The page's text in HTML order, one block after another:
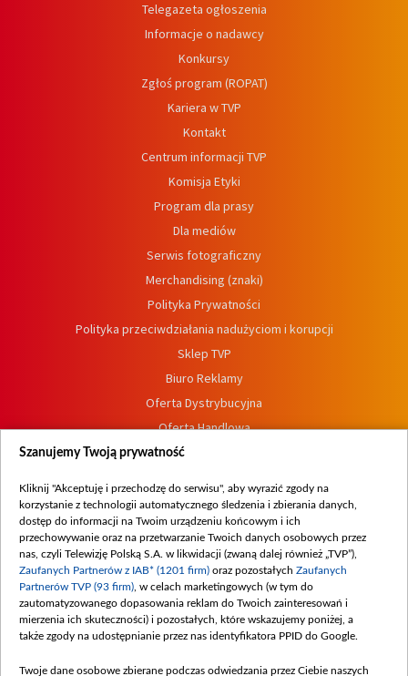
Telegazeta ogłoszenia
Informacje o nadawcy
Konkursy
Zgłoś program (ROPAT)
Kariera w TVP
Kontakt
Centrum informacji TVP
Komisja Etyki
Program dla prasy
Dla mediów
Serwis fotograficzny
Merchandising (znaki)
Polityka Prywatności
Polityka przeciwdziałania nadużyciom i korupcji
Sklep TVP
Biuro Reklamy
Oferta Dystrybucyjna
Oferta Handlowa
Dostępność
Procedura zgłoszeń wewnętrznych
Szanujemy Twoją prywatność
Kliknij "Akceptuję i przechodzę do serwisu", aby wyrazić zgody na
korzystanie z technologii automatycznego śledzenia i zbierania danych,
dostęp do informacji na Twoim urządzeniu końcowym i ich
przechowywanie oraz na przetwarzanie Twoich danych osobowych przez
nas, czyli Telewizję Polską S.A. w likwidacji (zwaną dalej również „TVP”),
Zaufanych Partnerów z IAB* (1201 firm) oraz pozostałych Zaufanych
Partnerów TVP (93 firm) , w celach marketingowych (w tym do
zautomatyzowanego dopasowania reklam do Twoich zainteresowań i
mierzenia ich skuteczności) i pozostałych, które wskazujemy poniżej, a
także zgody na udostępnianie przez nas identyfikatora PPID do Google.
Twoje dane osobowe zbierane podczas odwiedzania przez Ciebie naszych